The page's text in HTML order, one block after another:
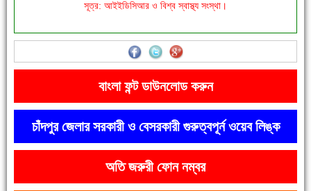
'বাংলা সাহিত্যানুরাগীরা তাঁর অবদানকে চিরকাল স্মরণ করবে'
সূত্র: আইইডিসিআর ও বিশ্ব স্বাস্থ্য সংস্থা।
বাংলা ফন্ট ডাউনলোড করুন
চাঁদপুর জেলার সরকারী ও বেসরকারী গুরুত্বপূর্ন ওয়েব লিঙ্ক
অতি জরুরী ফোন নম্বর